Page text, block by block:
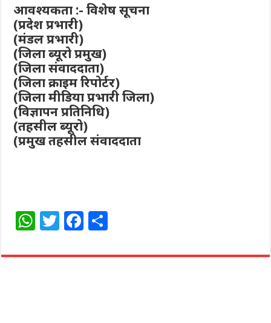
आवश्यकता :- विशेष सूचना
(प्रदेश प्रभारी)
(मंडल प्रभारी)
(जिला ब्यूरो प्रमुख)
(जिला संवाददाता)
(जिला क्राइम रिपोर्टर)
(जिला मीडिया प्रभारी जिला)
(विज्ञापन प्रतिनिधि)
(तहसील ब्यूरो)
(प्रमुख तहसील संवाददाता
W
at
T
itt
F
c ar